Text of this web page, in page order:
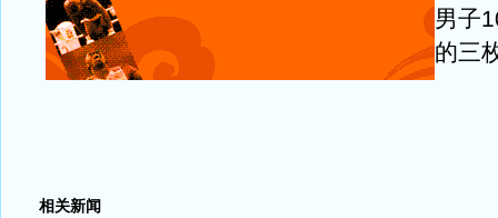
男子
的
相关新闻